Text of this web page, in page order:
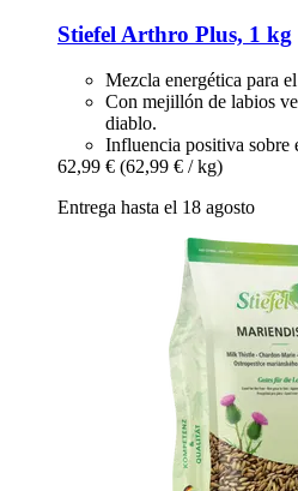
Stiefel Arthro Plus, 1 kg
Mezcla energética para
Con mejillón de labios
diablo.
Influencia positiva sobre
62,99 € (62,99 € / kg)
Entrega hasta el 18 agosto